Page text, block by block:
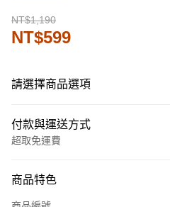
NT$1,190
NT$599
請選擇商品選項
付款與運送方式
超取免運費
信用卡一次付款
商品特色